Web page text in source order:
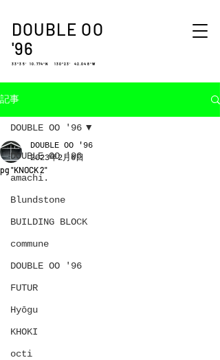
DOUBLE OO
'96
33°35′ 10.774″N 130°23′ 42.048″W
記事
DOUBLE OO '96
amachi.
Blundstone
BUILDING BLOCK
commune
DOUBLE OO '96
FUTUR
Hyōgu
KHOKI
octi
DOUBLE OO '96
pg "KNOCK 2"
DOUBLE OO '96
2023年2月6日